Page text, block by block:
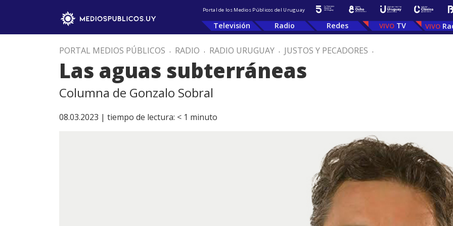
Portal de los Medios Públicos del Uruguay
Televisión Radio Redes TV
PORTAL MEDIOS PÚBLICOS . RADIO . RADIO URUGUAY . JUSTOS Y PECADORES .
Las aguas subterráneas
Columna de Gonzalo Sobral
08.03.2023 | tiempo de lectura: < 1 minuto